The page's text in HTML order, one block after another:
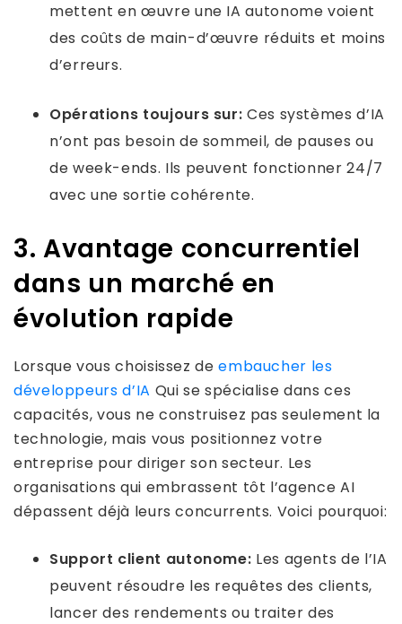
mettent en œuvre une IA autonome voient
des coûts de main-d’œuvre réduits et moins
d’erreurs.
Opérations toujours sur: Ces systèmes d’IA
n’ont pas besoin de sommeil, de pauses ou
de week-ends. Ils peuvent fonctionner 24/7
avec une sortie cohérente.
3. Avantage concurrentiel
dans un marché en
évolution rapide
Lorsque vous choisissez deembaucher les
développeurs d’IA Qui se spécialise dans ces
capacités, vous ne construisez pas seulement la
technologie, mais vous positionnez votre
entreprise pour diriger son secteur. Les
organisations qui embrassent tôt l’agence AI
dépassent déjà leurs concurrents. Voici pourquoi:
Support client autonome: Les agents de l’IA
peuvent résoudre les requêtes des clients,
lancer des rendements ou traiter des